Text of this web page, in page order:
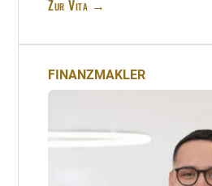
Zur Vita →
FINANZMAKLER